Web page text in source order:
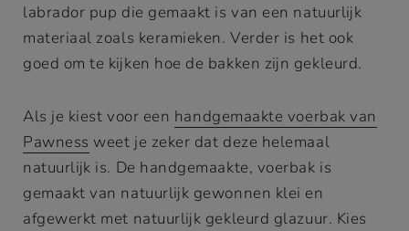
labrador pup die gemaakt is van een natuurlijk
materiaal zoals keramieken. Verder is het ook
goed om te kijken hoe de bakken zijn gekleurd.
Als je kiest voor een handgemaakte voerbak van
Pawness weet je zeker dat deze helemaal
natuurlijk is. De handgemaakte, voerbak is
gemaakt van natuurlijk gewonnen klei en
afgewerkt met natuurlijk gekleurd glazuur. Kies